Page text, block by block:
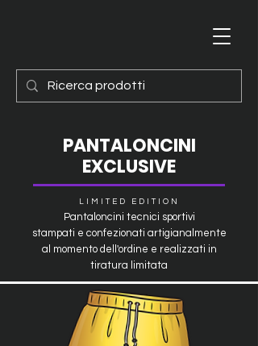
PANTALONCINI
EXCLUSIVE
LIMITED EDITION
Pantaloncini tecnici sportivi
stampati e confezionati artigianalmente
al momento dell'ordine e realizzati in
tiratura limitata